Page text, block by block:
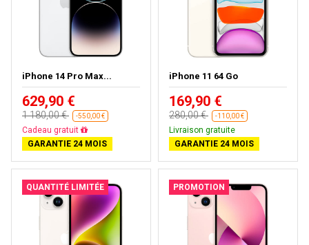
iPhone 14 Pro Max...
629,90 €
1 180,00 € -550,00 €
Cadeau gratuit
GARANTIE 24 MOIS
iPhone 11 64 Go
169,90 €
280,00 € -110,00 €
Livraison gratuite
GARANTIE 24 MOIS
QUANTITÉ LIMITÉE PROMOTION